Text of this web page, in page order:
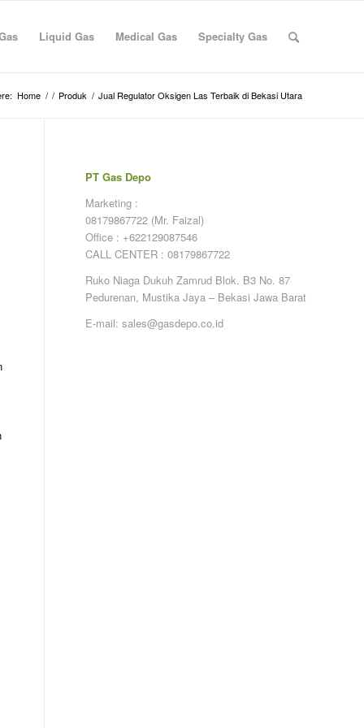
Liquid Gas Medical Gas Specialty Gas
Home / / Produk / Jual Regulator Oksigen Las Terbaik di Bekasi Utara
PT Gas Depo
Marketing :
08179867722 (Mr. Faizal)
Office : +622129087546
CALL CENTER : 08179867722
Ruko Niaga Dukuh Zamrud Blok. B3 No. 87
Pedurenan, Mustika Jaya – Bekasi Jawa Barat
E-mail: sales@gasdepo.co.id